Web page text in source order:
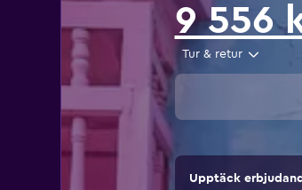
9 556
Tur & retur
Upptäck